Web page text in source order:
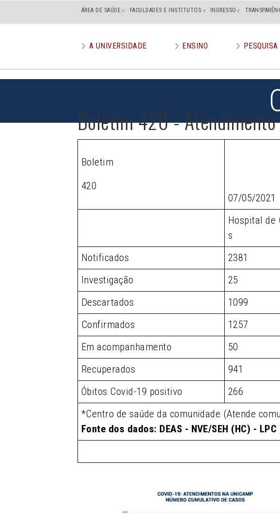
Main
superior
ÁREA DE SAÚDE FACULDADES E INSTITUTOS INGRESSO
menu
A UNIVERSIDADE ENSINO PESQUISA
Boletim 420 - Atendimento
Boletim
420
07/05/
Hospital de
s
Notificados 2381
Investigação
25
Descartados
1099
Confirmados
1257
Em acompanhamento
50
Recuperados
941
Óbitos Covid-19 positivo
266
*Centro de saúde da comunidade (Atende
Fonte dos dados: DEAS - NVE/SEH (HC) -